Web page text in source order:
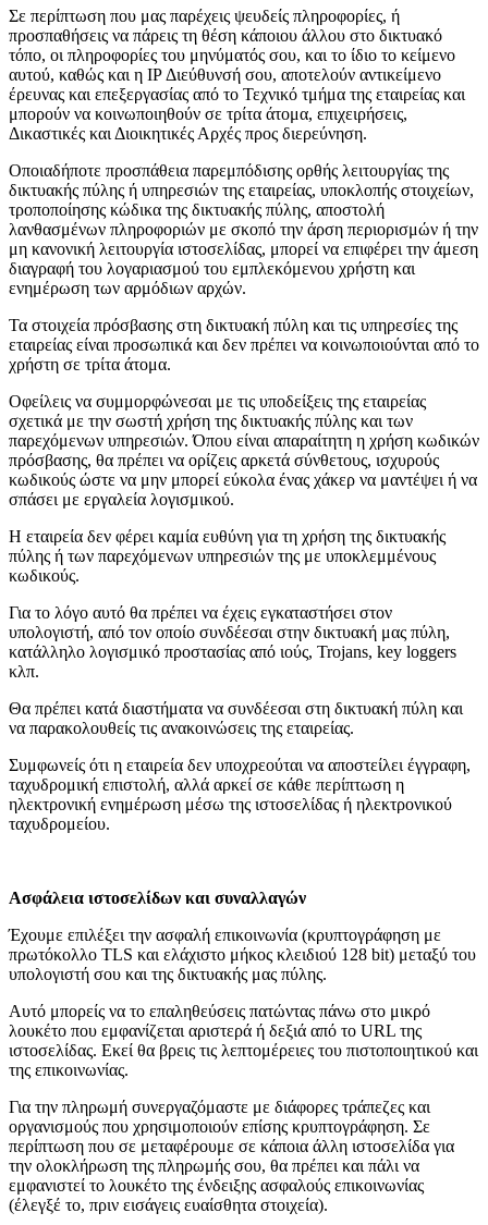
Σε περίπτωση που μας παρέχεις ψευδείς πληροφορίες, ή
προσπαθήσεις να πάρεις τη θέση κάποιου άλλου στο δικτυακό
τόπο, οι πληροφορίες του μηνύματός σου, και το ίδιο το κείμενο
αυτού, καθώς και η ΙP Διεύθυνσή σου, αποτελούν αντικείμενο
έρευνας και επεξεργασίας από το Τεχνικό τμήμα της εταιρείας και
μπορούν να κοινωποιηθούν σε τρίτα άτομα, επιχειρήσεις,
Δικαστικές και Διοικητικές Αρχές προς διερεύνηση.
Οποιαδήποτε προσπάθεια παρεμπόδισης ορθής λειτουργίας της
δικτυακής πύλης ή υπηρεσιών της εταιρείας, υποκλοπής στοιχείων,
τροποποίησης κώδικα της δικτυακής πύλης, αποστολή
λανθασμένων πληροφοριών με σκοπό την άρση περιορισμών ή την
μη κανονική λειτουργία ιστοσελίδας, μπορεί να επιφέρει την άμεση
διαγραφή του λογαριασμού του εμπλεκόμενου χρήστη και
ενημέρωση των αρμόδιων αρχών.
Τα στοιχεία πρόσβασης στη δικτυακή πύλη και τις υπηρεσίες της
εταιρείας είναι προσωπικά και δεν πρέπει να κοινωποιούνται από το
χρήστη σε τρίτα άτομα.
Οφείλεις να συμμορφώνεσαι με τις υποδείξεις της εταιρείας
σχετικά με την σωστή χρήση της δικτυακής πύλης και των
παρεχόμενων υπηρεσιών. Όπου είναι απαραίτητη η χρήση κωδικών
πρόσβασης, θα πρέπει να ορίζεις αρκετά σύνθετους, ισχυρούς
κωδικούς ώστε να μην μπορεί εύκολα ένας χάκερ να μαντέψει ή να
σπάσει με εργαλεία λογισμικού.
Η εταιρεία δεν φέρει καμία ευθύνη για τη χρήση της δικτυακής
πύλης ή των παρεχόμενων υπηρεσιών της με υποκλεμμένους
κωδικούς.
Για το λόγο αυτό θα πρέπει να έχεις εγκαταστήσει στον
υπολογιστή, από τον οποίο συνδέεσαι στην δικτυακή μας πύλη,
κατάλληλο λογισμικό προστασίας από ιούς, Trojans, key loggers
κλπ.
Θα πρέπει κατά διαστήματα να συνδέεσαι στη δικτυακή πύλη και
να παρακολουθείς τις ανακοινώσεις της εταιρείας.
Συμφωνείς ότι η εταιρεία δεν υποχρεούται να αποστείλει έγγραφη,
ταχυδρομική επιστολή, αλλά αρκεί σε κάθε περίπτωση η
ηλεκτρονική ενημέρωση μέσω της ιστοσελίδας ή ηλεκτρονικού
ταχυδρομείου.
Ασφάλεια ιστοσελίδων και συναλλαγών
Έχουμε επιλέξει την ασφαλή επικοινωνία (κρυπτογράφηση με
πρωτόκολλο TLS και ελάχιστο μήκος κλειδιού 128 bit) μεταξύ του
υπολογιστή σου και της δικτυακής μας πύλης.
Αυτό μπορείς να το επαληθεύσεις πατώντας πάνω στο μικρό
λουκέτο που εμφανίζεται αριστερά ή δεξιά από το URL της
ιστοσελίδας. Εκεί θα βρεις τις λεπτομέρειες του πιστοποιητικού και
της επικοινωνίας.
Για την πληρωμή συνεργαζόμαστε με διάφορες τράπεζες και
οργανισμούς που χρησιμοποιούν επίσης κρυπτογράφηση. Σε
περίπτωση που σε μεταφέρουμε σε κάποια άλλη ιστοσελίδα για
την ολοκλήρωση της πληρωμής σου, θα πρέπει και πάλι να
εμφανιστεί το λουκέτο της ένδειξης ασφαλούς επικοινωνίας
(έλεγξέ το, πριν εισάγεις ευαίσθητα στοιχεία).